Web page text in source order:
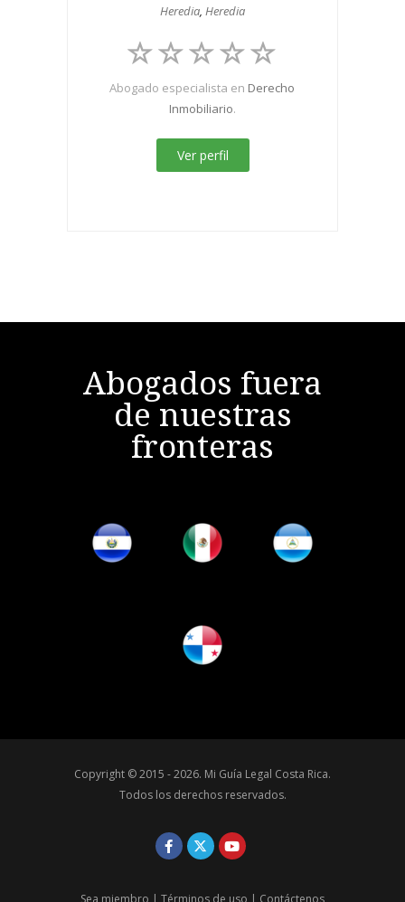
Heredia, Heredia
Abogado especialista en Derecho
Inmobiliario.
Ver perfil
Abogados fuera
de nuestras
fronteras
Copyright © 2015 - 2026. Mi Guía Legal Costa Rica.
Todos los derechos reservados.
Sea miembro | Términos de uso | Contáctenos